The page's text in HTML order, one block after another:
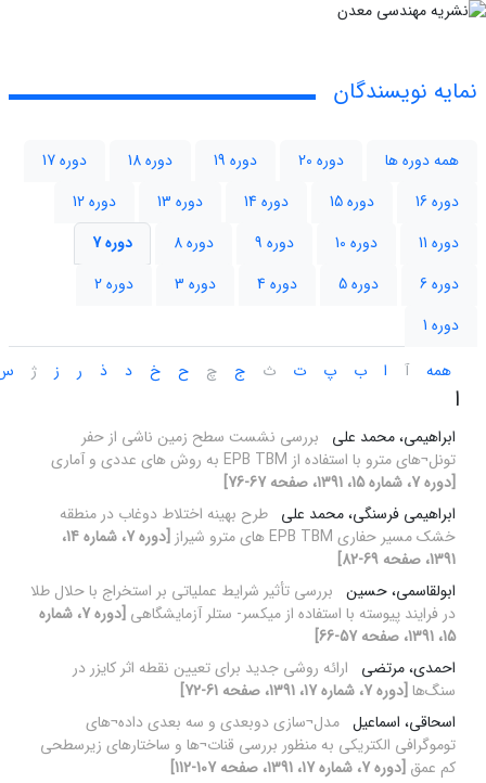
نمایه نویسندگان
همه دوره ها دوره 20 دوره 19 دوره 18
دوره 17
دوره 16
دوره 15 دوره 14 دوره 13
دوره 12
دوره 11
دوره 10 دوره 9 دوره 8
دوره 7
دوره 6
دوره 5 دوره 4 دوره 3
دوره 2
دوره 1
همه
آ ا ب پ ت ث ج چ ح خ د ذ ر ز ژ
ا
ابراهیمی، محمد علی
بررسی نشست سطح زمین ناشی از حفر
تونل¬های مترو با استفاده از EPB TBM به روش های عددی و آماری
[دوره 7، شماره 15، 1391، صفحه 67-76]
ابراهیمی فرسنگی، محمد علی طرح بهینه اختلاط دوغاب در منطقه
خشک مسیر حفاری EPB TBM های مترو شیراز
[دوره 7، شماره 14،
1391، صفحه 69-82]
ابولقاسمی، حسین بررسی تأثیر شرایط عملیاتی بر استخراج با حلال طلا
در فرایند پیوسته با استفاده از میکسر- ستلر آزمایشگاهی
[دوره 7، شماره
15، 1391، صفحه 57-66]
احمدی، مرتضی
ارائه روشی جدید برای تعیین نقطه اثر کایزر در
سنگ‌ها [دوره 7، شماره 17، 1391، صفحه 61-72]
اسحاقی، اسماعیل مدل¬سازی دوبعدی و سه بعدی داده¬های
توموگرافی الکتریکی به منظور بررسی قنات¬ها و ساختارهای زیرسطحی
کم عمق [دوره 7، شماره 17، 1391، صفحه 107-112]